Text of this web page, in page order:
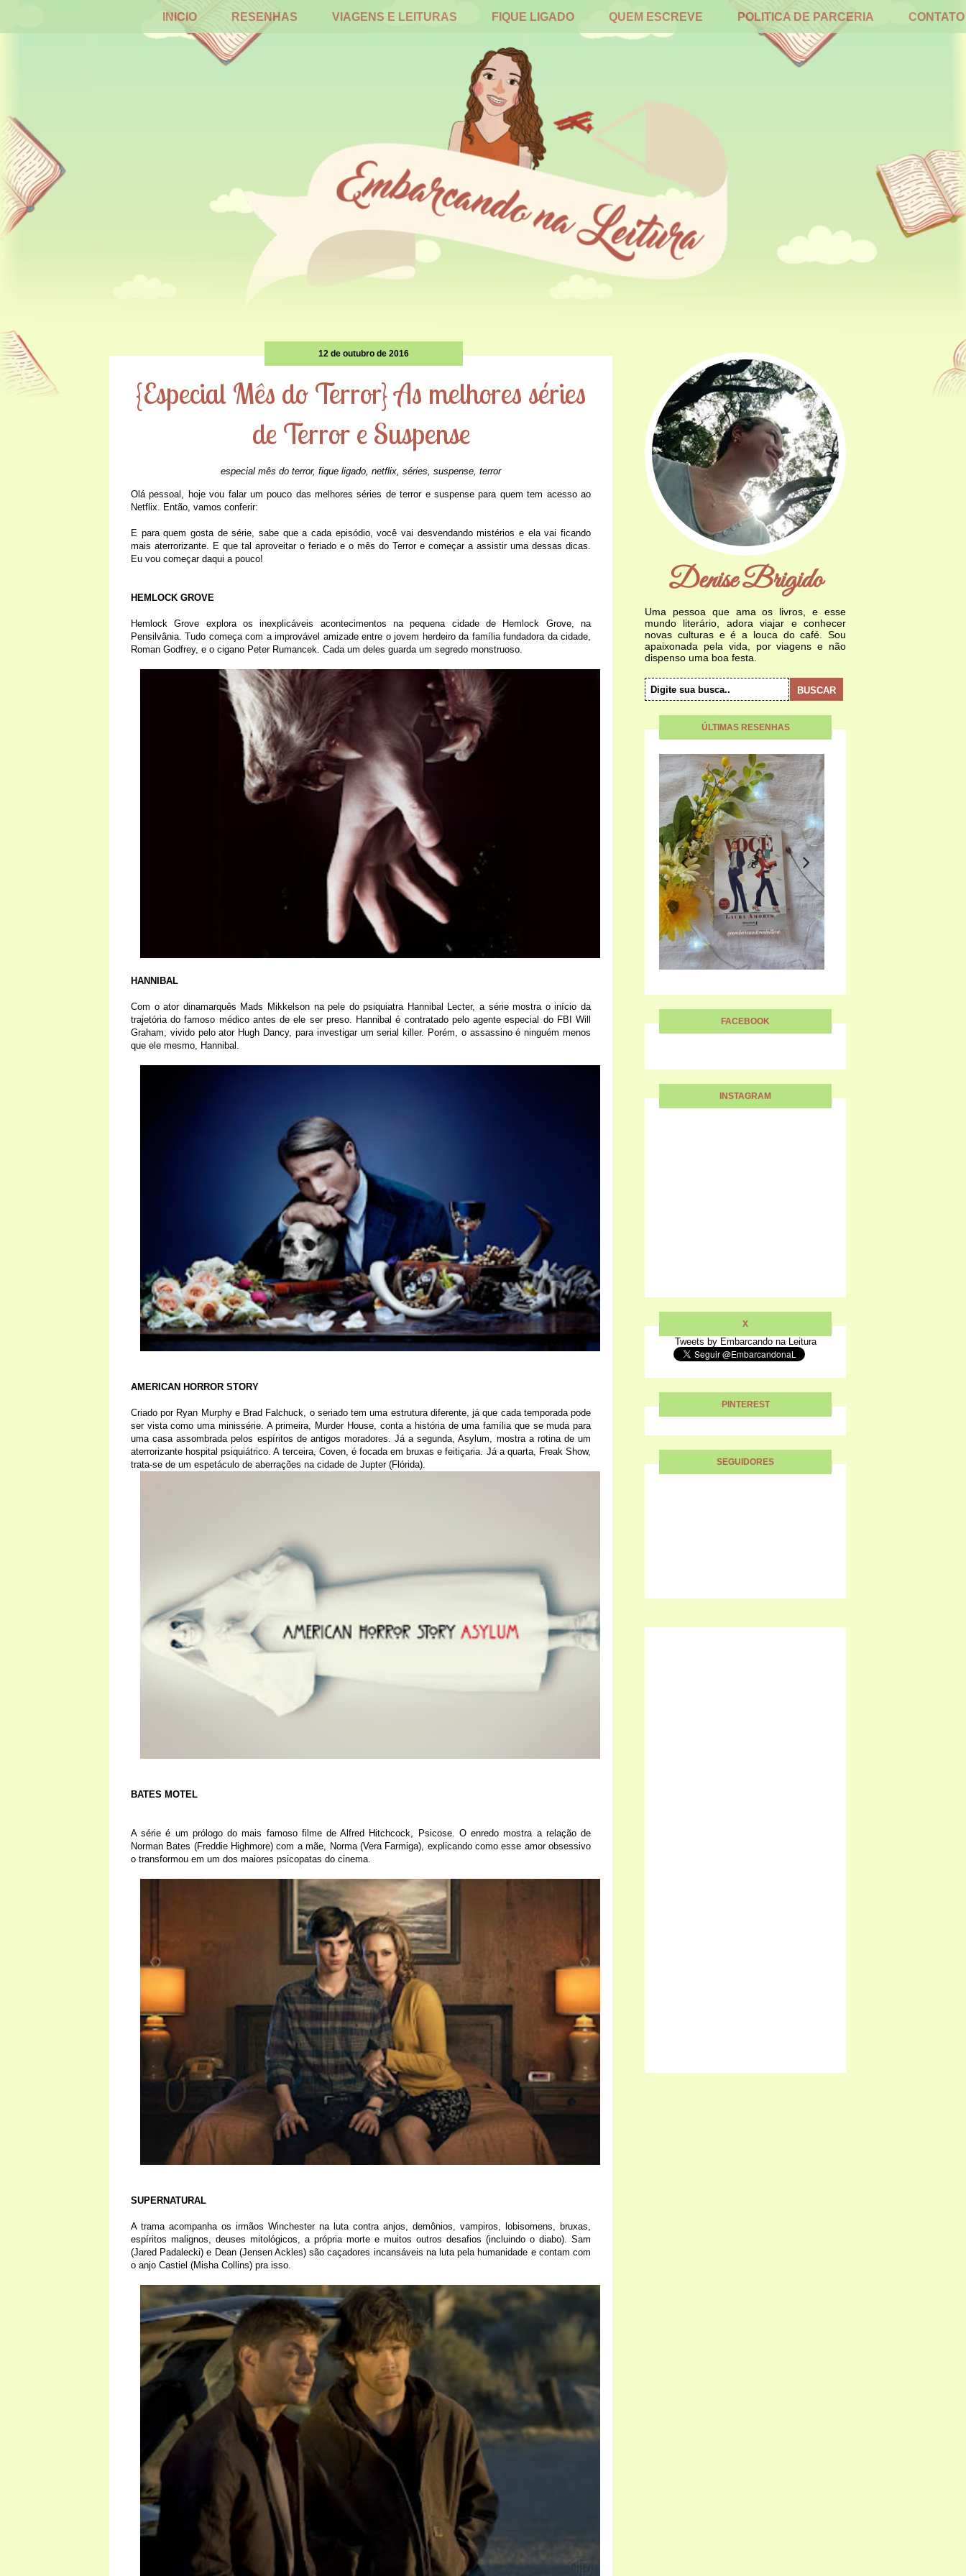
INICIO RESENHAS VIAGENS E LEITURAS FIQUE LIGADO QUEM ESCREVE POLITICA DE PARCERIA CONTATO
12 de outubro de 2016
{Especial Mês do Terror} As melhores séries
de Terror e Suspense
especial mês do terror, fique ligado, netflix, séries, suspense, terror
Olá pessoal, hoje vou falar um pouco das melhores séries de terror e suspense para quem tem acesso ao
Netflix. Então, vamos conferir:
E para quem gosta de série, sabe que a cada episódio, você vai desvendando mistérios e ela vai ficando
mais aterrorizante. E que tal aproveitar o feriado e o mês do Terror e começar a assistir uma dessas dicas.
Eu vou começar daqui a pouco!
HEMLOCK GROVE
Hemlock Grove explora os inexplicáveis acontecimentos na pequena cidade de Hemlock Grove, na
Pensilvânia. Tudo começa com a improvável amizade entre o jovem herdeiro da família fundadora da cidade,
Roman Godfrey, e o cigano Peter Rumancek. Cada um deles guarda um segredo monstruoso.
HANNIBAL
Com o ator dinamarquês Mads Mikkelson na pele do psiquiatra Hannibal Lecter, a série mostra o início da
trajetória do famoso médico antes de ele ser preso. Hannibal é contratado pelo agente especial do FBI Will
Graham, vivido pelo ator Hugh Dancy, para investigar um serial killer. Porém, o assassino é ninguém menos
que ele mesmo, Hannibal.
AMERICAN HORROR STORY
Criado por Ryan Murphy e Brad Falchuck, o seriado tem uma estrutura diferente, já que cada temporada pode
ser vista como uma minissérie. A primeira, Murder House, conta a história de uma família que se muda para
uma casa assombrada pelos espíritos de antigos moradores. Já a segunda, Asylum, mostra a rotina de um
aterrorizante hospital psiquiátrico. A terceira, Coven, é focada em bruxas e feitiçaria. Já a quarta, Freak Show,
trata-se de um espetáculo de aberrações na cidade de Jupter (Flórida).
BATES MOTEL
A série é um prólogo do mais famoso filme de Alfred Hitchcock, Psicose. O enredo mostra a relação de
Norman Bates (Freddie Highmore) com a mãe, Norma (Vera Farmiga), explicando como esse amor obsessivo
o transformou em um dos maiores psicopatas do cinema.
SUPERNATURAL
A trama acompanha os irmãos Winchester na luta contra anjos, demônios, vampiros, lobisomens, bruxas,
espíritos malignos, deuses mitológicos, a própria morte e muitos outros desafios (incluindo o diabo). Sam
(Jared Padalecki) e Dean (Jensen Ackles) são caçadores incansáveis na luta pela humanidade e contam com
o anjo Castiel (Misha Collins) pra isso.
Denise Brigido
Uma pessoa que ama os livros, e esse
mundo literário, adora viajar e conhecer
novas culturas e é a louca do café. Sou
apaixonada pela vida, por viagens e não
dispenso uma boa festa.
ÚLTIMAS RESENHAS
FACEBOOK
INSTAGRAM
X
Tweets by Embarcando na Leitura
PINTEREST
SEGUIDORES